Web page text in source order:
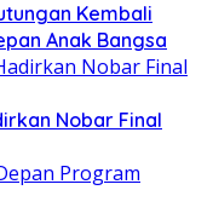
Kembali
Anak Bangsa
Nobar Final